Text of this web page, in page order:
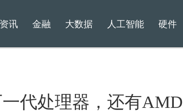
资讯 金融 大数据 人工智能 硬件
代处理器，还有AMD